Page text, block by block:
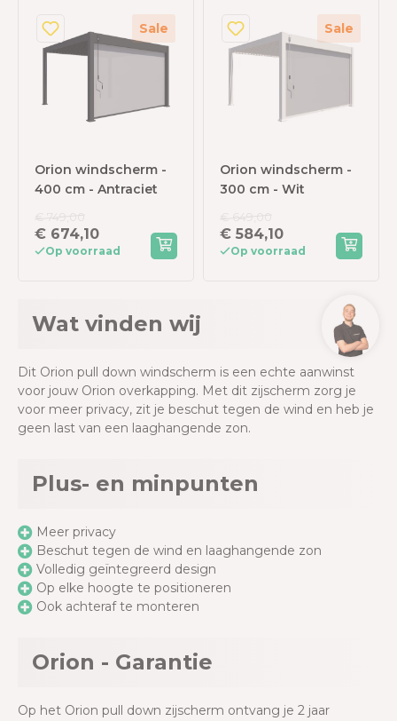
Sale
Orion windscherm -
400 cm - Antraciet
€ 674,10
Op voorraad
Sale
Orion windscherm -
300 cm - Wit
€ 584,10
Op voorraad
Wat vinden wij
Dit Orion pull down windscherm is een echte aanwinst
voor jouw Orion overkapping. Met dit zijscherm zorg je
voor meer privacy, zit je beschut tegen de wind en heb je
geen last van een laaghangende zon.
Plus- en minpunten
Meer privacy
Beschut tegen de wind en laaghangende zon
Volledig geïntegreerd design
Op elke hoogte te positioneren
Ook achteraf te monteren
Orion - Garantie
Op het Orion pull down zijscherm ontvang je 2 jaar